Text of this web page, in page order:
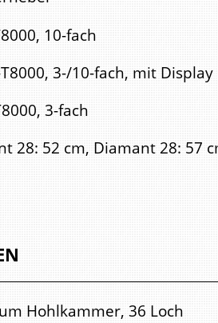
10-fach
3-/10-fach, mit Display
3-fach
28: 52 cm, Diamant 28: 57
Hohlkammer, 36 Loch